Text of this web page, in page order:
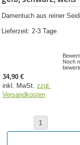
Damentuch aus reiner
Lieferzeit: 2-3 Tage
Noch
34,90 €
inkl. MwSt. zzgl.
Versandkosten